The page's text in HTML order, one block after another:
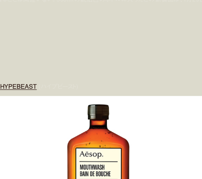
HYPEBEAST(ハイプビースト)